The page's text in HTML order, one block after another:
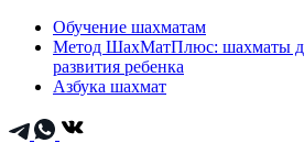
Обучение шахматам
Метод ШахМатПлюс: шахматы
развития ребенка
Азбука шахмат